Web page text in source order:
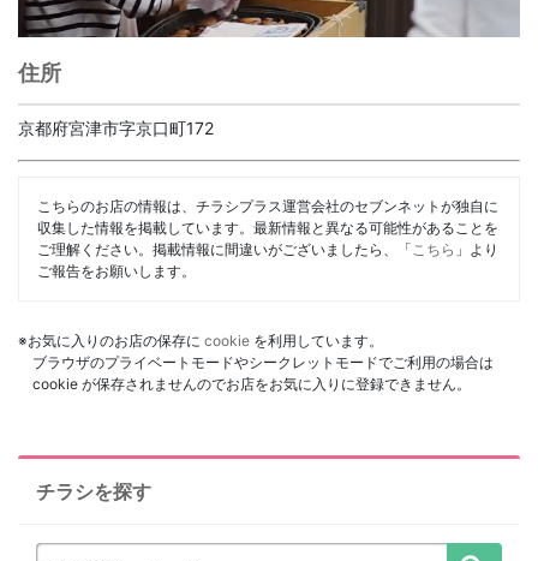
住所
京都府宮津市字京口町172
こちらのお店の情報は、チラシプラス運営会社のセブンネットが独自に
収集した情報を掲載しています。最新情報と異なる可能性があることを
ご理解ください。掲載情報に間違いがございましたら、「 こちら 」より
ご報告をお願いします。
※お気に入りのお店の保存に cookie を利用しています。
ブラウザのプライベートモードやシークレットモードでご利用の場合は
cookie が保存されませんのでお店をお気に入りに登録できません。
チラシを探す